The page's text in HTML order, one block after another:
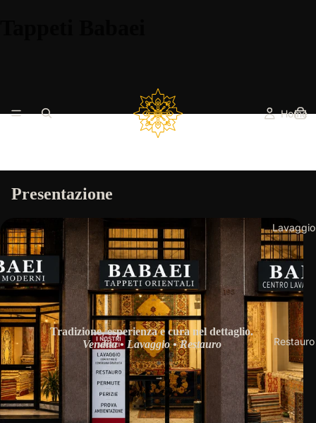
Home
Lavaggio
Restauro
Presentazione
Tradizione, esperienza e cura nel dettaglio.
Vendita • Lavaggio • Restauro